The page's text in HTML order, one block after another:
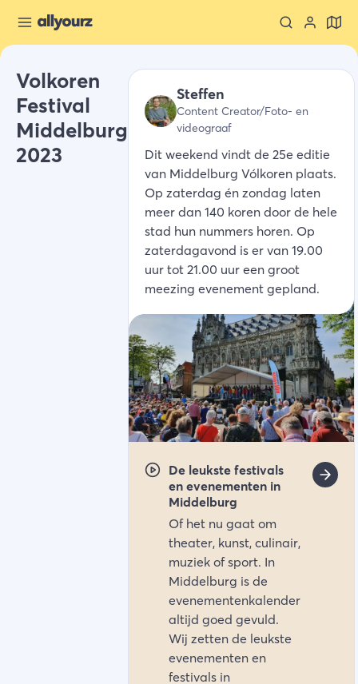
Volkoren
Festival
Middelburg
2023
Steffen
Content Creator/Foto- en
videograaf
Dit weekend vindt de 25e editie
van Middelburg Vólkoren plaats.
Op zaterdag én zondag laten
meer dan 140 koren door de hele
stad hun nummers horen. Op
zaterdagavond is er van 19.00
uur tot 21.00 uur een groot
meezing evenement gepland.
De leukste festivals
en evenementen in
Middelburg
Of het nu gaat om
theater, kunst, culinair,
muziek of sport. In
Middelburg is de
evenementenkalender
altijd goed gevuld.
Wij zetten de leukste
evenementen en
festivals in